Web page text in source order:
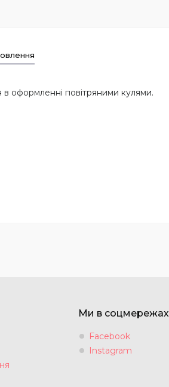
оформленні повітряними кулями.
Ми в соцмережах
Facebook
Instagram